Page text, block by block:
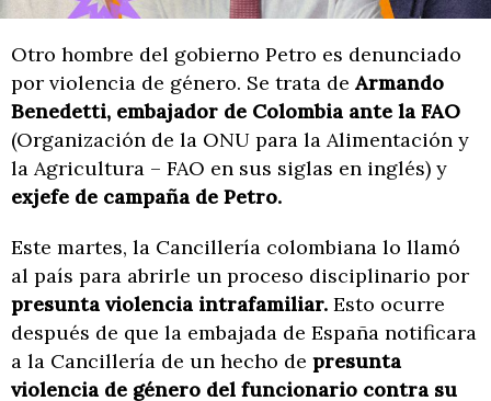
Otro hombre del gobierno Petro es denunciado
por violencia de género. Se trata de Armando
Benedetti, embajador de Colombia ante la FAO
(Organización de la ONU para la Alimentación y
la Agricultura – FAO en sus siglas en inglés) y
exjefe de campaña de Petro.
Este martes, la Cancillería colombiana lo llamó
al país para abrirle un proceso disciplinario por
presunta violencia intrafamiliar. Esto ocurre
después de que la embajada de España notificara
a la Cancillería de un hecho de presunta
violencia de género del funcionario contra su